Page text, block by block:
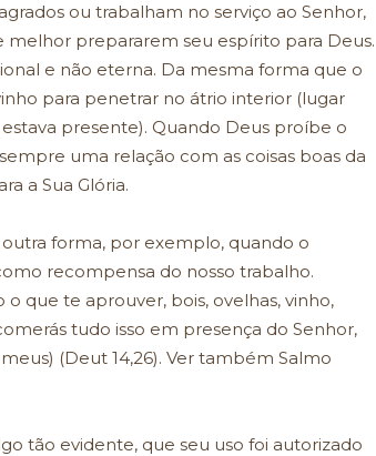
ou trabalham no serviço ao Senhor,
melhor prepararem seu espírito para Deus.
e não eterna. Da mesma forma que o
para penetrar no átrio interior (lugar
presente). Quando Deus proíbe o
uma relação com as coisas boas da
a Sua Glória.
forma, por exemplo, quando o
recompensa do nosso trabalho.
o que te aprouver, bois, ovelhas, vinho,
tudo isso em presença do Senhor,
(Deut 14,26). Ver também Salmo
tão evidente, que seu uso foi autorizado